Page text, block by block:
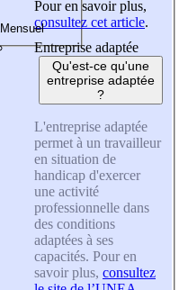
Pour en savoir plus,
consultez cet article.
Entreprise adaptée
Qu'est-ce qu'une
entreprise adaptée
?
L'entreprise adaptée
permet à un travailleur
en situation de
handicap d'exercer
une activité
professionnelle dans
des conditions
adaptées à ses
capacités. Pour en
savoir plus, consultez